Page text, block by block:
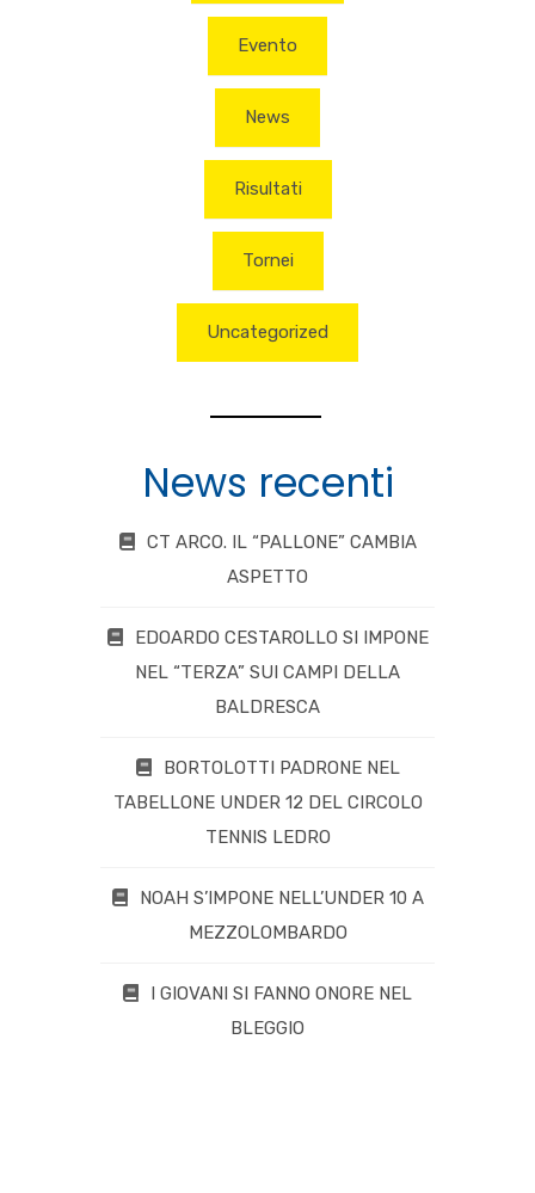
Evento
News
Risultati
Tornei
Uncategorized
News recenti
CT ARCO. IL “PALLONE” CAMBIA
ASPETTO
EDOARDO CESTAROLLO SI IMPONE
NEL “TERZA” SUI CAMPI DELLA
BALDRESCA
BORTOLOTTI PADRONE NEL
TABELLONE UNDER 12 DEL CIRCOLO
TENNIS LEDRO
NOAH S’IMPONE NELL’UNDER 10 A
MEZZOLOMBARDO
I GIOVANI SI FANNO ONORE NEL
BLEGGIO